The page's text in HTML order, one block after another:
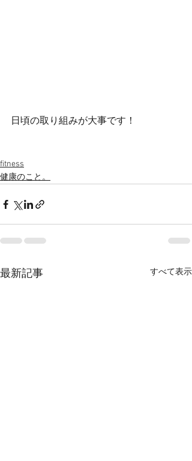
日頃の取り組みが大事です！
fitness
健康のこと。
最新記事 すべて表示